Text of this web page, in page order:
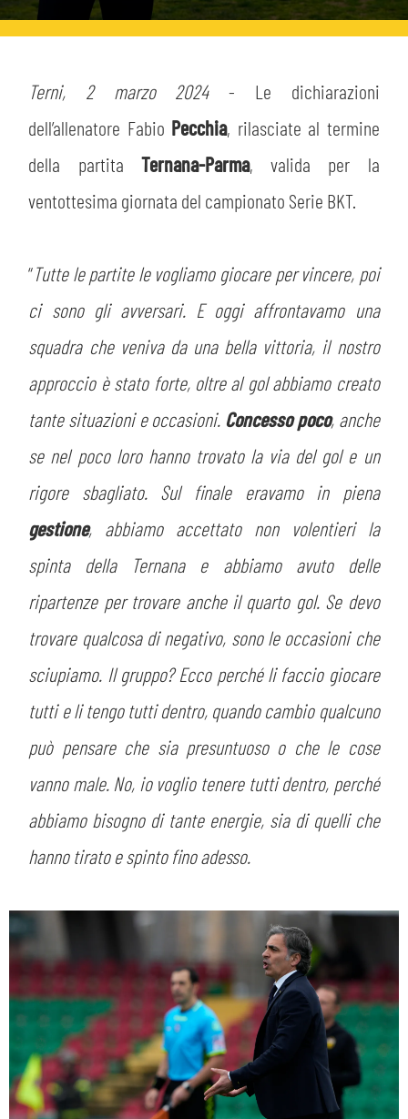
HOSPITALITY
BIGLIETTI
INFO BIGLIETTI
TARDINI CARD
TRASFERTE
TICKET GIFT CARD
SHOP
ESPORTS
ORGANIGRAMMA
STORIA
MUTTI TRAINING CENTER
STORE
MUSEO
SLO
LAVORA CON NOI
INFORMATIVA FINANZIARIA
FLASH NEWS
STADIO TARDINI
MEDIA
CSR
ACADEMY
LEGENDS
Terni, 2 marzo 2024- Le dichiarazioni
dell’allenatore Fabio Pecchia, rilasciate al termine
della partita Ternana-Parma, valida per la
ventottesima giornata del campionato Serie BKT.
“Tutte le partite le vogliamo giocare per vincere, poi
ci sono gli avversari. E oggi affrontavamo una
squadra che veniva da una bella vittoria, il nostro
approccio è stato forte, oltre al gol abbiamo creato
tante situazioni e occasioni. Concesso poco, anche
se nel poco loro hanno trovato la via del gol e un
rigore sbagliato. Sul finale eravamo in piena
gestione, abbiamo accettato non volentieri la
spinta della Ternana e abbiamo avuto delle
ripartenze per trovare anche il quarto gol. Se devo
trovare qualcosa di negativo, sono le occasioni che
sciupiamo. Il gruppo? Ecco perché li faccio giocare
tutti e li tengo tutti dentro, quando cambio qualcuno
può pensare che sia presuntuoso o che le cose
vanno male. No, io voglio tenere tutti dentro, perché
abbiamo bisogno di tante energie, sia di quelli che
hanno tirato e spinto fino adesso.